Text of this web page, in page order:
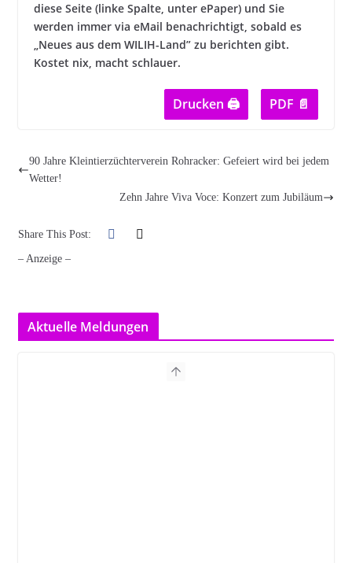
diese Seite (linke Spalte, unter ePaper) und Sie
werden immer via eMail benachrichtigt, sobald es
„Neues aus dem WILIH-Land” zu berichten gibt.
Kostet nix, macht schlauer.
Drucken 🖨 PDF 📄
90 Jahre Kleintierzüchterverein Rohracker: Gefeiert wird bei jedem
Wetter!
Zehn Jahre Viva Voce: Konzert zum Jubiläum
Share This Post:
– Anzeige –
Aktuelle Meldungen